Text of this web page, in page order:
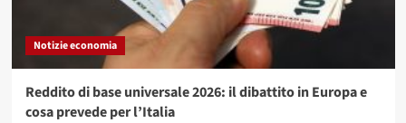
Notizie economia
Reddito di base universale 2026: il dibattito in Europa e
cosa prevede per l’Italia